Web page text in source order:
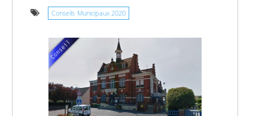
Conseils Municipaux 2020